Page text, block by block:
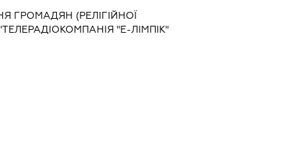
ГРОМАДЯН (РЕЛІГІЙНОЇ
"Е-ЛІМПІК"